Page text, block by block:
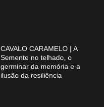
CAVALO CARAMELO | A
Semente no telhado, o
germinar da memória e a
ilusão da resiliência